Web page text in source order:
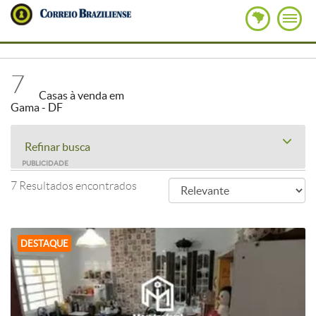
7
Casas à venda em
Gama - DF
Refinar busca
PUBLICIDADE
7 Resultados encontrados
DESTAQUE